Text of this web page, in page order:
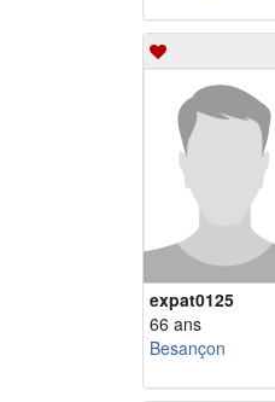
expat0125
66 ans
Besançon